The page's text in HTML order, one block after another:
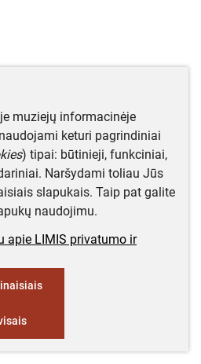
muziejų informacinėje
keturi pagrindiniai
) tipai: būtinieji, funkciniai,
Naršydami toliau Jūs
slapukais. Taip pat galite
naudojimu.
apie LIMIS privatumo ir